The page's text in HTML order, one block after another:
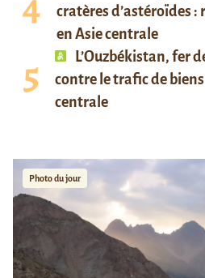
cratères d’astéroïdes :
en Asie centrale
L’Ouzbékistan, fer
contre le trafic de
centrale
Photo du jour